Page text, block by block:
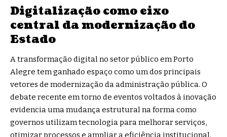
Digitalização como eixo
central da modernização do
Estado
A transformação digital no setor público em Porto
Alegre tem ganhado espaço como um dos principais
vetores de modernização da administração pública. O
debate recente em torno de eventos voltados à inovação
evidencia uma mudança estrutural na forma como
governos utilizam tecnologia para melhorar serviços,
otimizar processos e ampliar a eficiência institucional.